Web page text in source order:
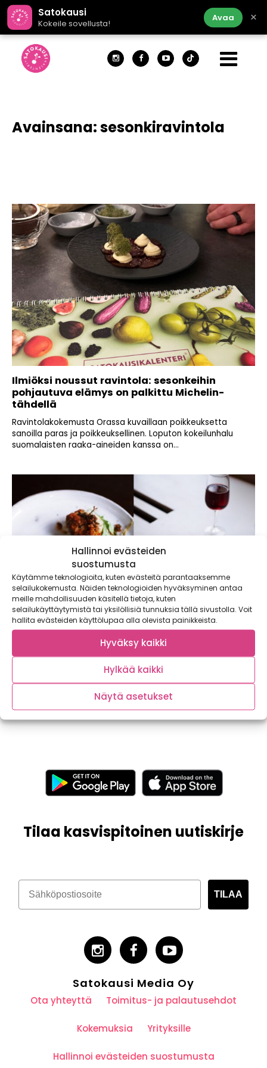
Hallinnoi evästeiden
suostumusta
Käytämme teknologioita, kuten evästeitä parantaaksemme
selailukokemusta. Näiden teknologioiden hyväksyminen antaa
meille mahdollisuuden käsitellä tietoja, kuten
selailukäyttäytymistä tai yksilöllisiä tunnuksia tällä sivustolla. Voit
hallita evästeiden käyttölupaa alla olevista painikkeista.
Hyväksy kaikki
Hylkää kaikki
Näytä asetukset
Satokausi
Kokeile sovellusta!
Avaa ×
Avainsana:sesonkiravintola
Ilmiöksi noussut ravintola: sesonkeihin
pohjautuva elämys on palkittu Michelin-
tähdellä
Ravintolakokemusta Orassa kuvaillaan poikkeuksetta
sanoilla paras ja poikkeuksellinen. Loputon kokeilunhalu
suomalaisten raaka-aineiden kanssa on...
Suomen parhaat sesonkiravintolat
Sen jälkeen, kun Satokausikalenteri perustettiin vuonna
2013, satokausiajattelu on kasvanut ilmiönä todelliseksi
trendiksi. Kotitaloudet...
Tilaa kasvispitoinen uutiskirje
TILAA
Satokausi Media Oy
Ota yhteyttä Toimitus- ja palautusehdot
Kokemuksia Yrityksille
Hallinnoi evästeiden suostumusta